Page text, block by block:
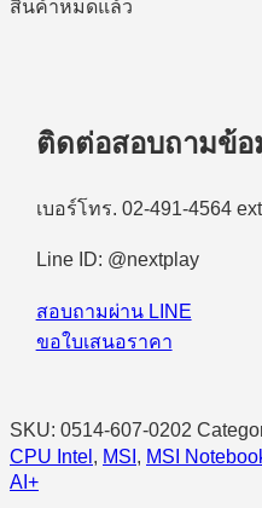
สินค้าหมดแล้ว
ติดต่อสอบถามข้อ
เบอร์โทร. 02-491-4564
Line ID: @nextplay
สอบถามผ่าน LINE
ขอใบเสนอราคา
SKU: 0514-607-0202
CPU Intel , MSI , MSI
AI+